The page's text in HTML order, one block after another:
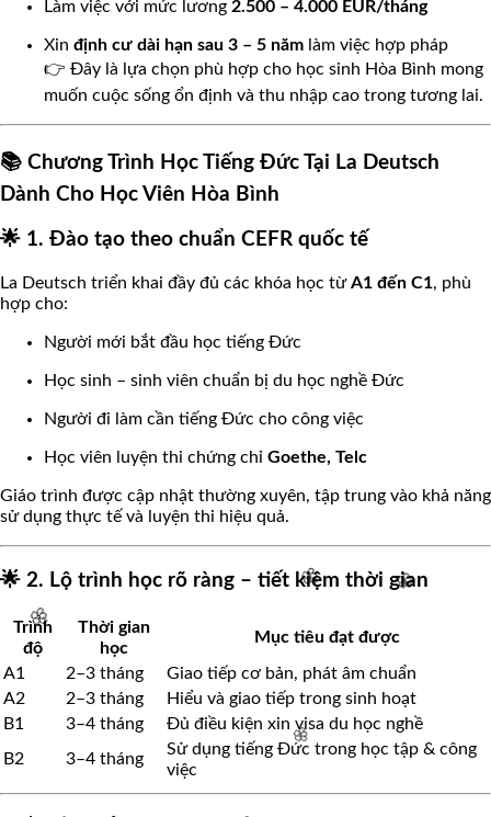
🌸
🌸
Làm việc với mức lương 2.500 – 4.000 EUR/tháng
Xin định cư dài hạn sau 3 – 5 năm làm việc hợp pháp
👉 Đây là lựa chọn phù hợp cho học sinh Hòa Bình mong
muốn cuộc sống ổn định và thu nhập cao trong tương lai.
📚 Chương Trình Học Tiếng Đức Tại La Deutsch
Dành Cho Học Viên Hòa Bình
🌟 1. Đào tạo theo chuẩn CEFR quốc tế
La Deutsch triển khai đầy đủ các khóa học từA1 đến C1, phù
hợp cho:
Người mới bắt đầu học tiếng Đức
Học sinh – sinh viên chuẩn bị du học nghề Đức
Người đi làm cần tiếng Đức cho công việc
Học viên luyện thi chứng chỉ Goethe, Telc
Giáo trình được cập nhật thường xuyên, tập trung vào khả năng
sử dụng thực tế và luyện thi hiệu quả.
🌟 2. Lộ trình học rõ ràng – tiết kiệm thời gian
Trình
độ
Thời gian
học
Mục tiêu đạt được
A1 2–3 tháng
Giao tiếp cơ bản, phát âm chuẩn
A2
2–3 tháng
Hiểu và giao tiếp trong sinh hoạt
B1
3–4 tháng
Đủ điều kiện xin visa du học nghề
B2
3–4 tháng
Sử dụng tiếng Đức trong học tập & công
việc